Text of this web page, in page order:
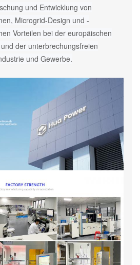
und Entwicklung von
Microgrid-Design und -
Vorteilen bei der europäischen
der unterbrechungsfreien
und Gewerbe.